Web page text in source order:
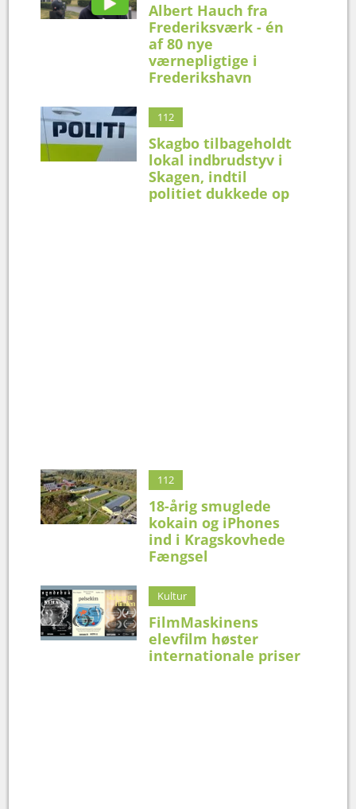
Albert Hauch fra
Frederiksværk - én
af 80 nye
værnepligtige i
Frederikshavn
112
Skagbo tilbageholdt
lokal indbrudstyv i
Skagen, indtil
politiet dukkede op
112
18-årig smuglede
kokain og iPhones
ind i Kragskovhede
Fængsel
Kultur
FilmMaskinens
elevfilm høster
internationale priser